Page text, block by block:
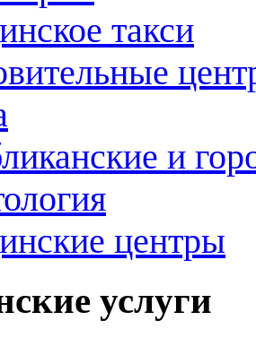
такси
и
центры
услуги